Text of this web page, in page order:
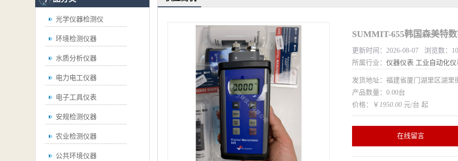
光学仪器检测仪
环境检测仪器
水质分析仪器
电力电工仪器
电子工具仪表
安规检测仪器
农业检测仪器
公共环境仪器
SUMMIT-655韩国森美特
更新时间：2026-08-07 浏览数：
所属行业： 仪器仪表 工业自动化仪
发货地址：福建省厦门湖里区湖里
产品数量：0.00台
价格：￥ 1950.00 元/台 起
在线留言